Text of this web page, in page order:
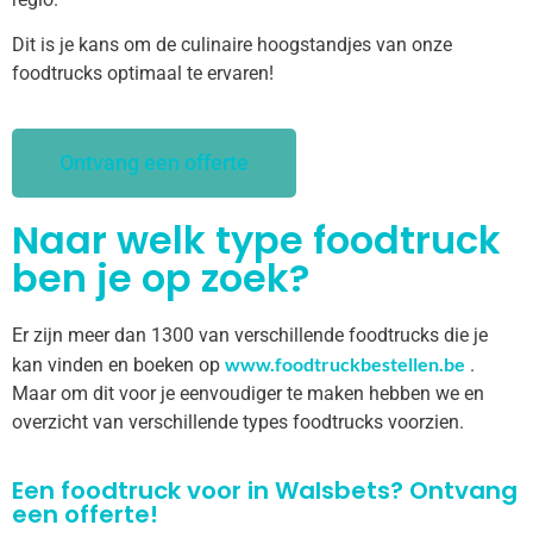
Dit is je kans om de culinaire hoogstandjes van onze
foodtrucks optimaal te ervaren!
Ontvang een offerte
Naar welk type foodtruck
ben je op zoek?
Er zijn meer dan 1300 van verschillende foodtrucks die je
kan vinden en boeken op www.foodtruckbestellen.be .
Maar om dit voor je eenvoudiger te maken hebben we en
overzicht van verschillende types foodtrucks voorzien.
Een foodtruck voor in Walsbets? Ontvang
een offerte!